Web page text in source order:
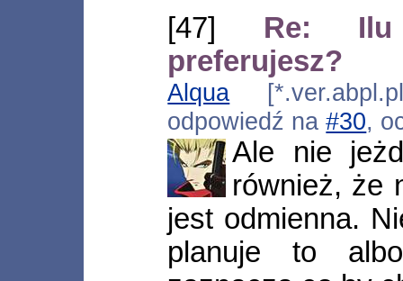
[47] Re: Ilu
preferujesz?
Alqua
odpowiedź na#30,
Ale nie
również, że
jest odmienna.
planuje to